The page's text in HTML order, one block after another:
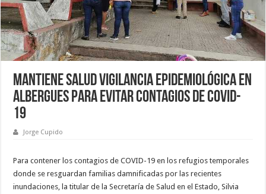
Mantiene Salud vigilancia epidemiológica en
albergues para evitar contagios de COVID-
19
Jorge Cupido
Para contener los contagios de COVID-19 en los refugios temporales
donde se resguardan familias damnificadas por las recientes
inundaciones, la titular de la Secretaría de Salud en el Estado, Silvia